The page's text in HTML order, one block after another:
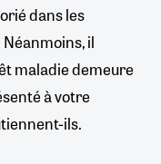
dans les
il
maladie demeure
à votre
ils.